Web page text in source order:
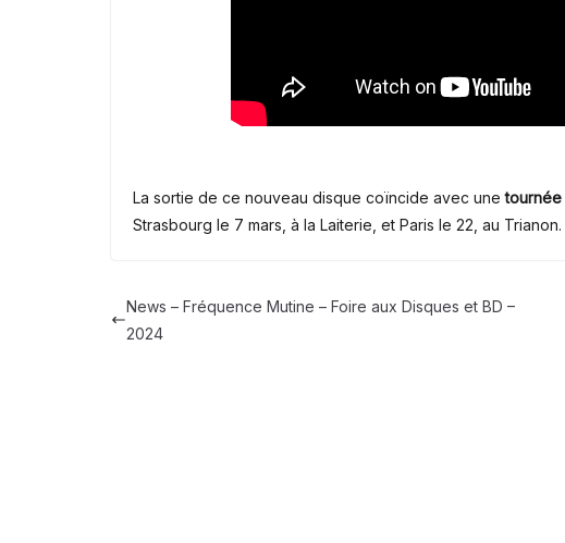
La sortie de ce nouveau disque coïncide avec unetournée
Strasbourg le 7 mars, à la Laiterie, et Paris le 22, au Trianon.
News – Fréquence Mutine – Foire aux Disques et BD –
2024